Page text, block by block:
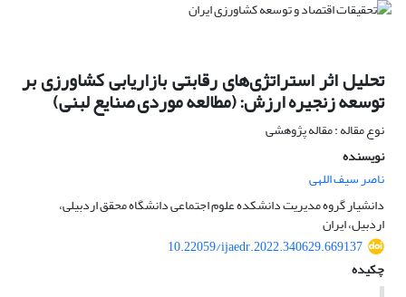
تحلیل اثر استراتژی‌های رقابتی بازاریابی کشاورزی بر
توسعه زنجیره ارزش: (مطالعه موردی صنایع لبنی)
نوع مقاله : مقاله پژوهشی
نویسنده
ناصر سیف اللهی
دانشیار گروه مدیریت دانشکده علوم اجتماعی دانشگاه محقق اردبیلی،
اردبیل، ایران
10.22059/ijaedr.2022.340629.669137
چکیده